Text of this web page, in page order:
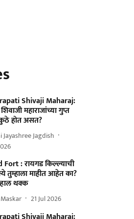
Shivaji Maharaj:
महाराजांच्या गुप्त
होत असत?
Jayashree Jagdish
Fort : रायगड किल्ल्याची
तुम्हाला माहीत आहेत का?
थक्क
21 Jul 2026